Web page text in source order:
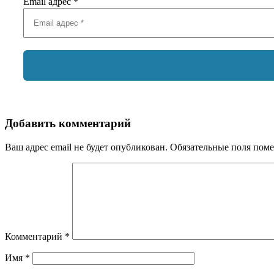
Добавить комментарий
Ваш адрес email не будет опубликован. Обязательные поля
Комментарий *
Имя *